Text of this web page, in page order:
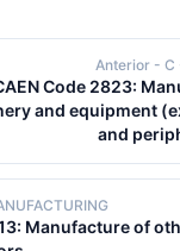
Anterior - C
Code 2823:
and equipment
and
Manufacture of